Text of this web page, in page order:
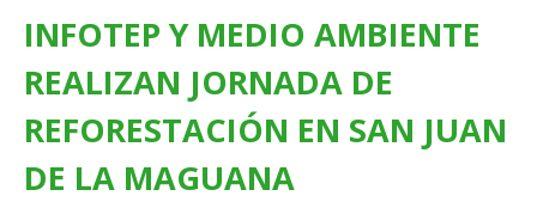
INFOTEP Y MEDIO AMBIENTE
REALIZAN JORNADA DE
REFORESTACIÓN EN SAN JUAN
DE LA MAGUANA